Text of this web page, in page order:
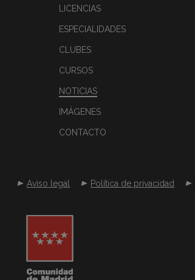
LICENCIAS
ESPECIALIDADES
CLUBES
CURSOS
NOTICIAS
IMÁGENES
CONTACTO
Aviso legal Política de privacidad